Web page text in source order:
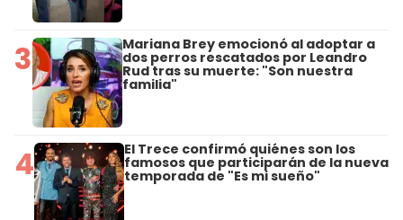
3 Mariana Brey emocionó al adoptar a
dos perros rescatados por Leandro
Rud tras su muerte: "Son nuestra
familia"
4 El Trece confirmó quiénes son los
famosos que participarán de la nueva
temporada de "Es mi sueño"